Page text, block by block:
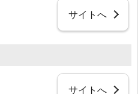
サイトへ
サイトへ